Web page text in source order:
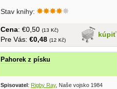
Stav knihy:
kúpiť
Cena: €0,50 (13 Kč)
Pre Vás: €0,48 (12 Kč)
Pahorek z písku
Spisovatel: Rigby Ray, Naše vojsko 1984